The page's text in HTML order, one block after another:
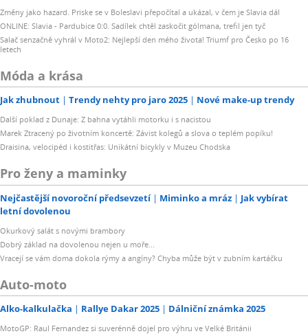
Změny jako hazard. Priske se v Boleslavi přepočítal a ukázal, v čem je Slavia dál
ONLINE: Slavia - Pardubice 0:0. Sadílek chtěl zaskočit gólmana, trefil jen tyč
Salač senzačně vyhrál v Moto2: Nejlepší den mého života! Triumf pro Česko po 16
letech
Móda a krása
Jak zhubnout Trendy nehty pro jaro 2025 Nové make-up trendy
Další poklad z Dunaje: Z bahna vytáhli motorku i s nacistou
Marek Ztracený po životním koncertě: Závist kolegů a slova o teplém popíku!
Draisina, velocipéd i kostitřas: Unikátní bicykly v Muzeu Chodska
Pro ženy a maminky
Nejčastější novoroční předsevzetí Miminko a mráz
Jak vybírat
letní dovolenou
Okurkový salát s novými brambory
Dobrý základ na dovolenou nejen u moře...
Vracejí se vám doma dokola rýmy a angíny? Chyba může být v zubním kartáčku
Auto-moto
Alko-kalkulačka Rallye Dakar 2025 Dálniční známka 2025
MotoGP: Raul Fernandez si suverénně dojel pro výhru ve Velké Británii